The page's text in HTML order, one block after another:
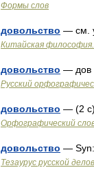
Формы слов
довольство — см.
Китайская философия.
довольство — дов
Русский
довольство — (2
Орфографический
довольство — Syn:
Тезаурус русской